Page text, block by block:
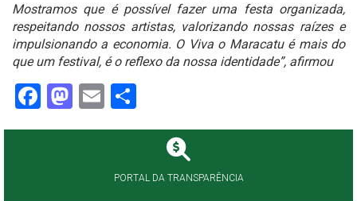
Mostramos que é possível fazer uma festa organizada,
respeitando nossos artistas, valorizando nossas raízes e
impulsionando a economia. O Viva o Maracatu é mais do
que um festival, é o reflexo da nossa identidade”, afirmou
Facebook
Mastodon
Email
PORTAL DA TRANSPARÊNCIA